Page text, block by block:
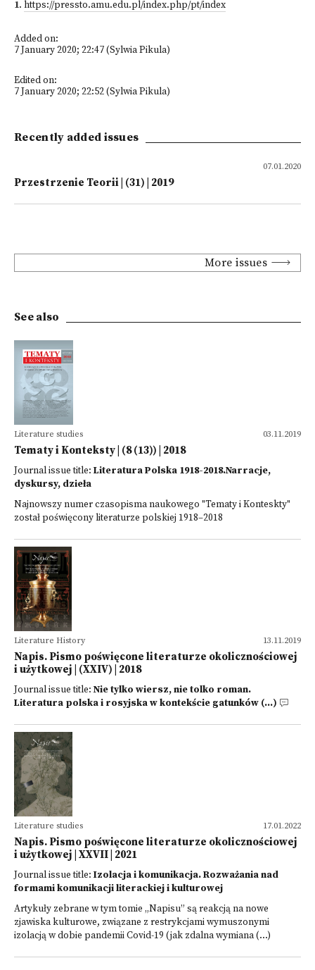
1. https://pressto.amu.edu.pl/index.php/pt/index
Added on:
7 January 2020; 22:47 (Sylwia Pikula)
Edited on:
7 January 2020; 22:52 (Sylwia Pikula)
Recently added issues
07.01.2020
Przestrzenie Teorii | (31) | 2019
More issues
See also
03.11.2019
Literature studies
Tematy i Konteksty | (8 (13)) | 2018
Journal issue title: Literatura Polska 1918-2018.Narracje,
dyskursy, dzieła
Najnowszy numer czasopisma naukowego "Tematy i Konteskty"
został poświęcony literaturze polskiej 1918–2018
13.11.2019
Literature History
Napis. Pismo poświęcone literaturze okolicznościowej
i użytkowej | (XXIV) | 2018
Journal issue title: Nie tylko wiersz, nie tolko roman.
Literatura polska i rosyjska w kontekście gatunków (...)
17.01.2022
Literature studies
Napis. Pismo poświęcone literaturze okolicznościowej
i użytkowej | XXVII | 2021
Journal issue title: Izolacja i komunikacja. Rozważania nad
formami komunikacji literackiej i kulturowej
Artykuły zebrane w tym tomie „Napisu” są reakcją na nowe
zjawiska kulturowe, związane z restrykcjami wymuszonymi
izolacją w dobie pandemii Covid-19 (jak zdalna wymiana (...)